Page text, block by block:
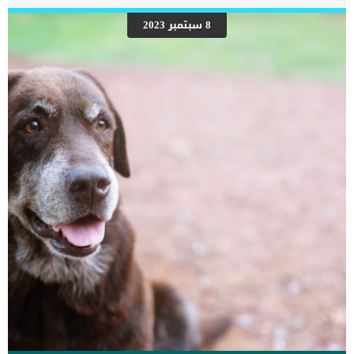
رعاية المسنين أو قد تفكر في القتل الرحيم. يمكننا اختصار هذه العلامات
على شكل مجموعة من المراحل التى يتدرجها الكلب الى ان يصل الى
النهاية. اهم علامات وفاة الكلاب بسبب قصور القلب الاحتقانى كما ذكرنا
ستكون هذه العلامات عبارة عن مراحل متدرجة الى المرحلة الاخيرة وهى
الوفاة. _المرحلة الاولى, تظهر ان الكلب معرض لخطر الإصابة بسرطان
القلب ، ولكن ليس لديه أعراض ولا تغييرات في القلب. _المرحلة
8 سبتمبر 2023